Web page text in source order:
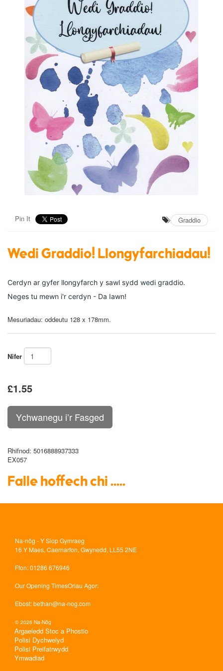
Pin It Graddio
Wedi Graddio! Llongyfarchiadau!
Cerdyn ar gyfer llongyfarch y sawl sydd wedi graddio.
Neges tu mewn i'r cerdyn - Da Iawn!
Mesuriadau: oddeutu 128 x 178mm.
Nifer
£1.55
Rhifnod: 5016888937333
EX057
Falle hoffech chi .....
Na-nôg - Y Siop Gymraeg
16 Y Maes, Caernarfon, Gwynedd, LL55 2NE
Ffon: 01286 676946
Our Opening TimesOriau Agor:
Ebost:bethan@na-nog.com
© 2026 Na-Nôg
Argaeledd Stoc a Phostio
Polisi Dychwelyd
Polisi Preifatrwydd
Ymwadiad